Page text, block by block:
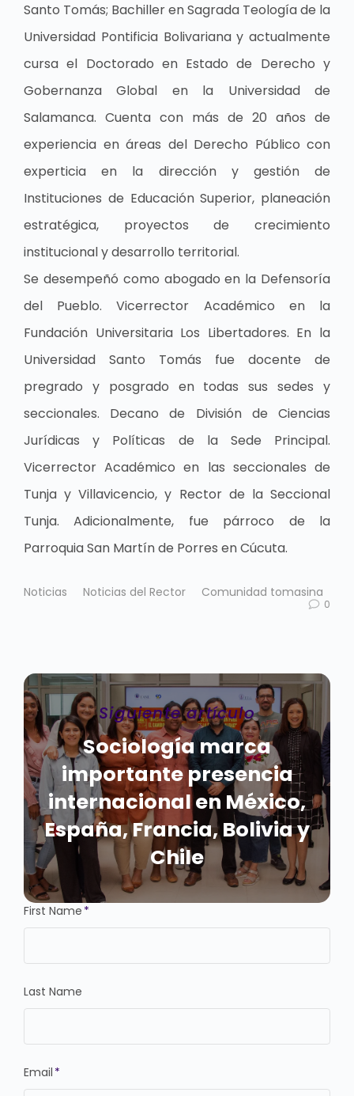
Santo Tomás; Bachiller en Sagrada Teología de la
Universidad Pontificia Bolivariana y actualmente
cursa el Doctorado en Estado de Derecho y
Gobernanza Global en la Universidad de
Salamanca. Cuenta con más de 20 años de
experiencia en áreas del Derecho Público con
experticia en la dirección y gestión de
Instituciones de Educación Superior, planeación
estratégica, proyectos de crecimiento
institucional y desarrollo territorial.
Se desempeñó como abogado en la Defensoría
del Pueblo. Vicerrector Académico en la
Fundación Universitaria Los Libertadores. En la
Universidad Santo Tomás fue docente de
pregrado y posgrado en todas sus sedes y
seccionales. Decano de División de Ciencias
Jurídicas y Políticas de la Sede Principal.
Vicerrector Académico en las seccionales de
Tunja y Villavicencio, y Rector de la Seccional
Tunja. Adicionalmente, fue párroco de la
Parroquia San Martín de Porres en Cúcuta.
Noticias Noticias del Rector Comunidad tomasina
0
Siguiente artículo
Sociología marca
importante presencia
internacional en México,
España, Francia, Bolivia y
Chile
First Name *
Last Name
Email *